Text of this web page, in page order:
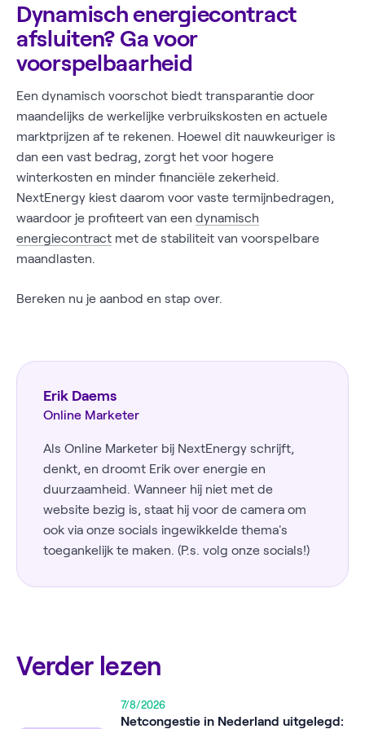
Dynamisch energiecontract
afsluiten? Ga voor
voorspelbaarheid
Een dynamisch voorschot biedt transparantie door
maandelijks de werkelijke verbruikskosten en actuele
marktprijzen af te rekenen. Hoewel dit nauwkeuriger is
dan een vast bedrag, zorgt het voor hogere
winterkosten en minder financiële zekerheid.
NextEnergy kiest daarom voor vaste termijnbedragen,
waardoor je profiteert van een dynamisch
energiecontract met de stabiliteit van voorspelbare
maandlasten.
Bereken nu je aanbod en stap over.
Erik Daems
Online Marketer
Als Online Marketer bij NextEnergy schrijft,
denkt, en droomt Erik over energie en
duurzaamheid. Wanneer hij niet met de
website bezig is, staat hij voor de camera om
ook via onze socials ingewikkelde thema's
toegankelijk te maken. (P.s. volg onze socials!)
Verder lezen
7/8/2026
Netcongestie in Nederland uitgelegd: